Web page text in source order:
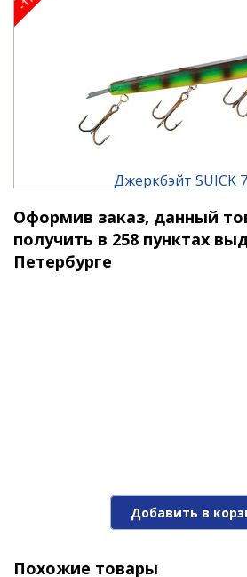
Джеркбэйт SUICK
2 110 ₽ 2 540
Оформив заказ, данный
получить в 258 пунктах
Петербурге
Добавить в
Похожие товары